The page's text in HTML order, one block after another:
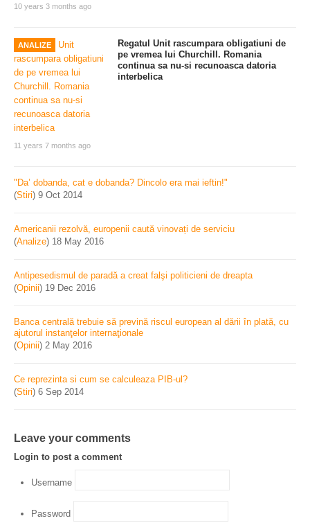
10 years 3 months ago
ANALIZE
11 years 7 months ago
Regatul Unit rascumpara obligatiuni de
pe vremea lui Churchill. Romania
continua sa nu-si recunoasca datoria
interbelica
"Da’ dobanda, cat e dobanda? Dincolo era mai ieftin!"
(Stiri) 9 Oct 2014
Americanii rezolvă, europenii caută vinovați de serviciu
(Analize) 18 May 2016
Antipesedismul de paradă a creat falşi politicieni de dreapta
(Opinii) 19 Dec 2016
Banca centrală trebuie să prevină riscul european al dării în plată, cu
ajutorul instanţelor internaţionale
(Opinii) 2 May 2016
Ce reprezinta si cum se calculeaza PIB-ul?
(Stiri) 6 Sep 2014
Leave your comments
Login to post a comment
Username
Password